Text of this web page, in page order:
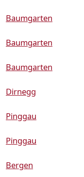
Baumgarten
Baumgarten
Baumgarten
Dirnegg
Pinggau
Pinggau
Bergen